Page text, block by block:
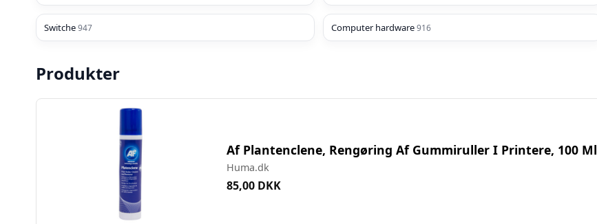
Switche947 Computer hardware916
Produkter
Af Plantenclene, Rengøring Af Gummiruller I Printere, 100 Ml
Huma.dk
85,00 DKK